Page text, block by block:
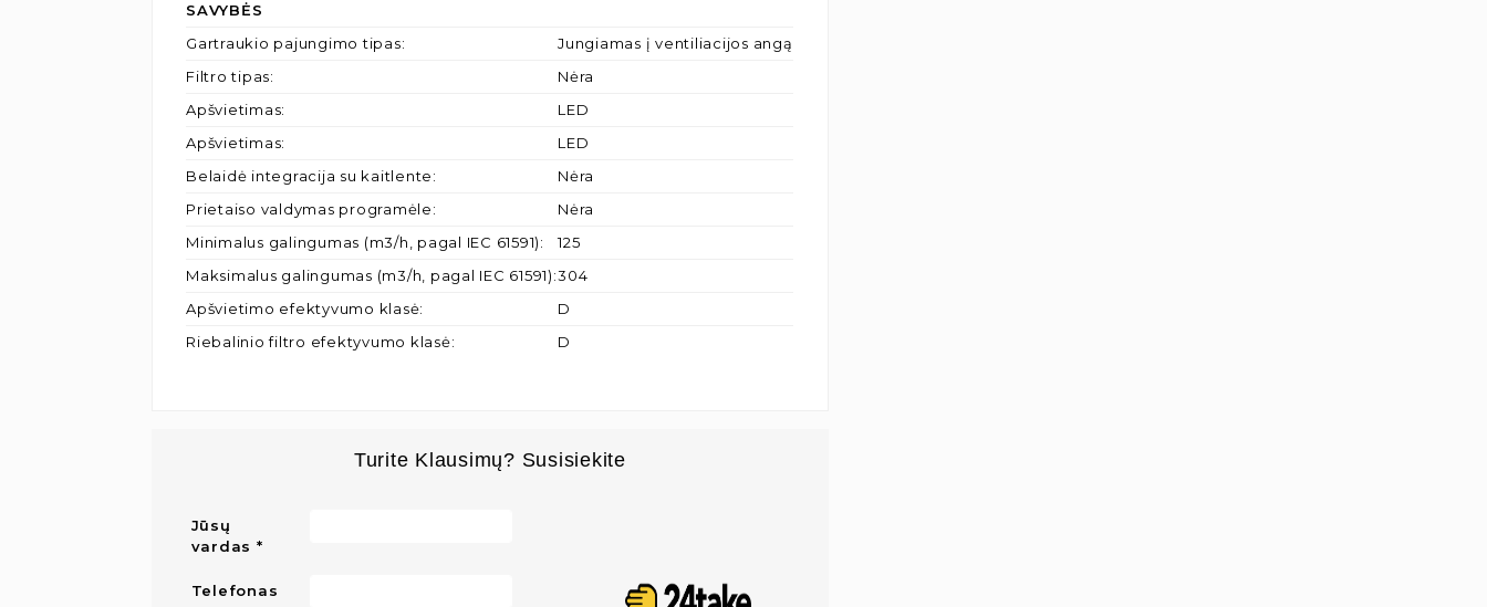
SAVYBĖS
Gartraukio pajungimo tipas:
Jungiamas į ventiliacijos angą
Filtro tipas:
Nėra
Apšvietimas:
LED
Apšvietimas:
LED
Belaidė integracija su kaitlente:
Nėra
Prietaiso valdymas programėle:
Nėra
Minimalus galingumas (m3/h, pagal IEC 61591):
125
Maksimalus galingumas (m3/h, pagal IEC 61591):304
Apšvietimo efektyvumo klasė:
D
Riebalinio filtro efektyvumo klasė: D
Turite Klausimų? Susisiekite
Jūsų
vardas
Telefonas